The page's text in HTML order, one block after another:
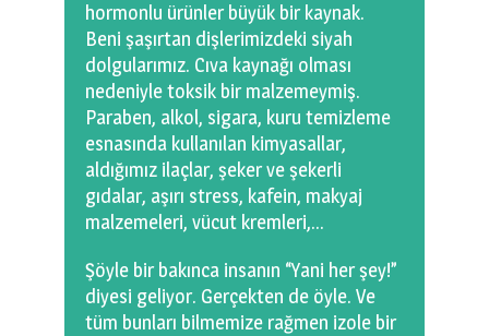
hormonlu ürünler büyük bir kaynak.
Beni şaşırtan dişlerimizdeki siyah
dolgularımız. Cıva kaynağı olması
nedeniyle toksik bir malzemeymiş.
Paraben, alkol, sigara, kuru temizleme
esnasında kullanılan kimyasallar,
aldığımız ilaçlar, şeker ve şekerli
gıdalar, aşırı stress, kafein, makyaj
malzemeleri, vücut kremleri,…
Şöyle bir bakınca insanın “Yani her şey!”
diyesi geliyor. Gerçekten de öyle. Ve
tüm bunları bilmemize rağmen izole bir